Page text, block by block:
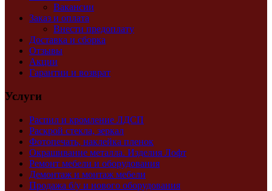
Вакансии
Заказ и оплата
Внести предоплату
Доставка и сборка
Отзывы
Акции
Гарантии и возврат
Услуги
Распил и кромление ЛДСП
Раскрой стекла, зеркал
Фотопечать, наклейка пленок
Окрашивание металла. Изделия Лофт
Ремонт мебели и оборудования
Демонтаж и монтаж мебели
Продажа б/у и нового оборудования